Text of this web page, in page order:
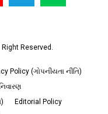
Reserved.
Policy (ગોપનીયતા નીતિ)
Editorial Policy